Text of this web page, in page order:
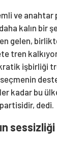
ve
kalın bir
gelen,
tren kalkıyor,
işbirliği
kadar bu
dedi.